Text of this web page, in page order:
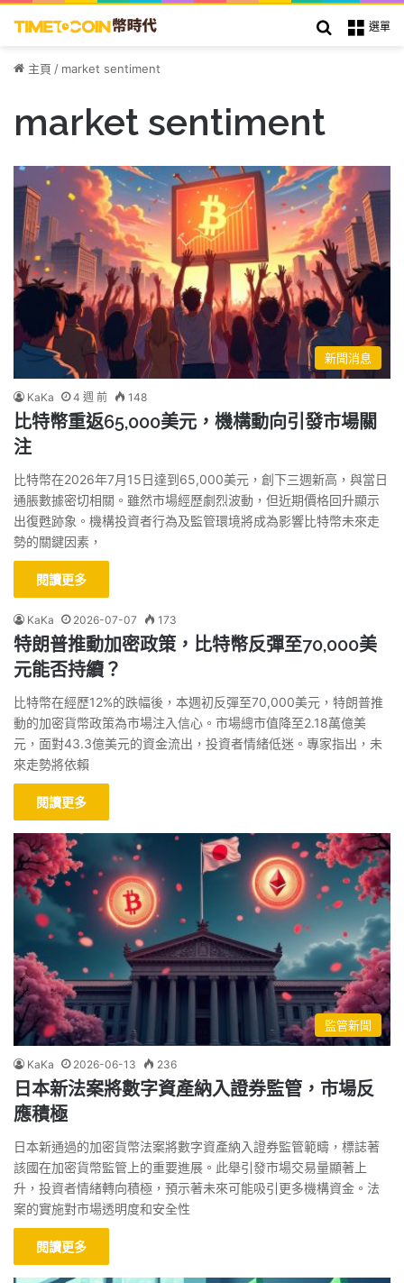
選單
搜索
主頁 / market sentiment
market sentiment
新聞消息
KaKa 4 週 前 148
比特幣重返65,000美元，機構動向引發市場關
注
比特幣在2026年7月15日達到65,000美元，創下三週新高，與當日
通脹數據密切相關。雖然市場經歷劇烈波動，但近期價格回升顯示
出復甦跡象。機構投資者行為及監管環境將成為影響比特幣未來走
勢的關鍵因素，
閱讀更多
KaKa 2026-07-07 173
特朗普推動加密政策，比特幣反彈至70,000美
元能否持續？
比特幣在經歷12%的跌幅後，本週初反彈至70,000美元，特朗普推
動的加密貨幣政策為市場注入信心。市場總市值降至2.18萬億美
元，面對43.3億美元的資金流出，投資者情緒低迷。專家指出，未
來走勢將依賴
閱讀更多
監管新聞
KaKa 2026-06-13 236
日本新法案將數字資產納入證券監管，市場反
應積極
日本新通過的加密貨幣法案將數字資產納入證券監管範疇，標誌著
該國在加密貨幣監管上的重要進展。此舉引發市場交易量顯著上
升，投資者情緒轉向積極，預示著未來可能吸引更多機構資金。法
案的實施對市場透明度和安全性
閱讀更多